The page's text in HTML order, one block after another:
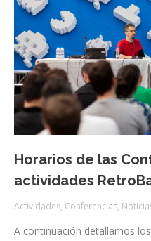
Horarios de las
actividades
Actividades, Conferencias,
A continuación detallamos